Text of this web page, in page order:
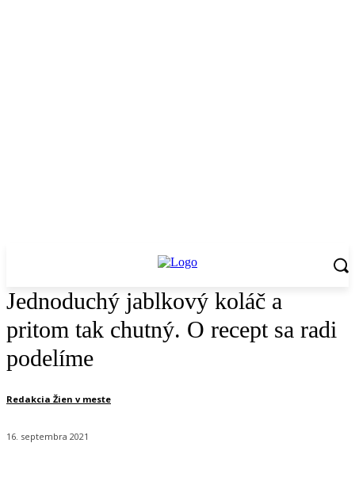
Jednoduchý jablkový koláč a
pritom tak chutný. O recept sa radi
podelíme
Redakcia Žien v meste
16. septembra 2021